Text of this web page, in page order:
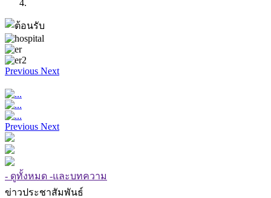
Previous Next
Previous Next
- ดูทั้งหมด -และบทความ
ข่าวประชาสัมพันธ์